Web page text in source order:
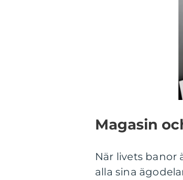
Magasin
När livets banor
alla sina